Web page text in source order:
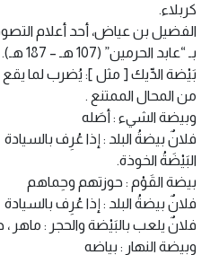
كربلاء.
الفضيل بن عياض، أحد أعلام
بـ “عابد الحرمين” (107 هـ – 187 هـ).
بَيْضة الدِّيك [ مثل ]: يُضرب لما يقع
من المحال الممتنع .
وبيضة الشيء : أصَله
فلانٌ بيضةُ البلد : إذا عُرِف بالسيادة
البَيْضَةُ الخوذة.
بيضة القَوْم : حوزتهم وحِماهم
فلانٌ بيضةُ البلد : إذا عُرِف بالسيادة
فلانٌ يلعب بالبَيْضة والحجر : ماهر ،
وبيضة النهار : بياضه